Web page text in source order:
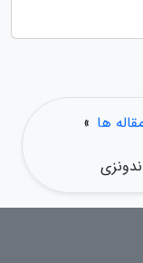
ها »